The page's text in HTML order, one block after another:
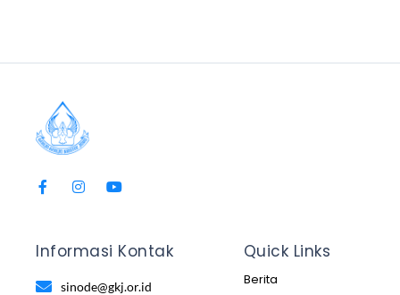
Informasi Kontak
sinode@gkj.or.id
Quick Links
Berita